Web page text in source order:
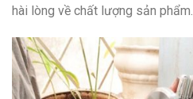
hài lòng về chất lượng sản phẩm.